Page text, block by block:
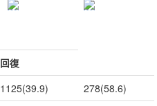
回復
1125(39.9)
278(58.6)